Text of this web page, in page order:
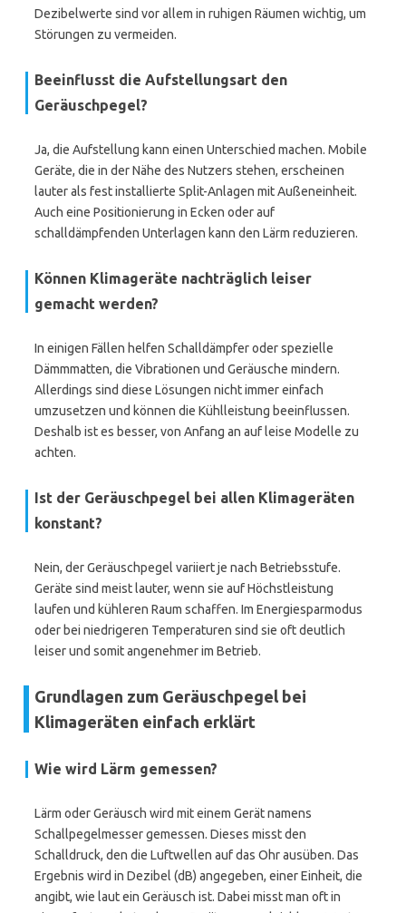
Dezibelwerte sind vor allem in ruhigen Räumen wichtig, um
Störungen zu vermeiden.
Beeinflusst die Aufstellungsart den
Geräuschpegel?
Ja, die Aufstellung kann einen Unterschied machen. Mobile
Geräte, die in der Nähe des Nutzers stehen, erscheinen
lauter als fest installierte Split-Anlagen mit Außeneinheit.
Auch eine Positionierung in Ecken oder auf
schalldämpfenden Unterlagen kann den Lärm reduzieren.
Können Klimageräte nachträglich leiser
gemacht werden?
In einigen Fällen helfen Schalldämpfer oder spezielle
Dämmmatten, die Vibrationen und Geräusche mindern.
Allerdings sind diese Lösungen nicht immer einfach
umzusetzen und können die Kühlleistung beeinflussen.
Deshalb ist es besser, von Anfang an auf leise Modelle zu
achten.
Ist der Geräuschpegel bei allen Klimageräten
konstant?
Nein, der Geräuschpegel variiert je nach Betriebsstufe.
Geräte sind meist lauter, wenn sie auf Höchstleistung
laufen und kühleren Raum schaffen. Im Energiesparmodus
oder bei niedrigeren Temperaturen sind sie oft deutlich
leiser und somit angenehmer im Betrieb.
Grundlagen zum Geräuschpegel bei
Klimageräten einfach erklärt
Wie wird Lärm gemessen?
Lärm oder Geräusch wird mit einem Gerät namens
Schallpegelmesser gemessen. Dieses misst den
Schalldruck, den die Luftwellen auf das Ohr ausüben. Das
Ergebnis wird in Dezibel (dB) angegeben, einer Einheit, die
angibt, wie laut ein Geräusch ist. Dabei misst man oft in